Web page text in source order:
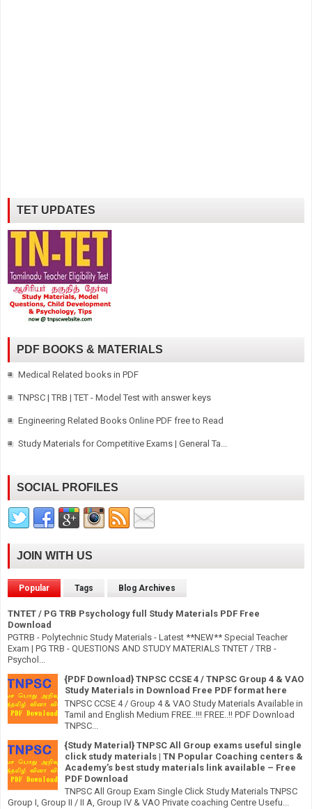
TET UPDATES
PDF BOOKS & MATERIALS
Medical Related books in PDF
TNPSC | TRB | TET - Model Test with answer keys
Engineering Related Books Online PDF free to Read
Study Materials for Competitive Exams | General Ta...
SOCIAL PROFILES
JOIN WITH US
Popular Tags Blog Archives
TNTET / PG TRB Psychology full Study Materials PDF Free
Download
PGTRB - Polytechnic Study Materials - Latest **NEW** Special Teacher
Exam | PG TRB - QUESTIONS AND STUDY MATERIALS TNTET / TRB -
Psychol...
{PDF Download} TNPSC CCSE 4 / TNPSC Group 4 & VAO
Study Materials in Download Free PDF format here
TNPSC CCSE 4 / Group 4 & VAO Study Materials Available in
Tamil and English Medium FREE..!!! FREE..!! PDF Download
TNPSC...
{Study Material} TNPSC All Group exams useful single
click study materials | TN Popular Coaching centers &
Academy’s best study materials link available – Free
PDF Download
TNPSC All Group Exam Single Click Study Materials TNPSC
Group I, Group II / II A, Group IV & VAO Private coaching Centre Usefu...